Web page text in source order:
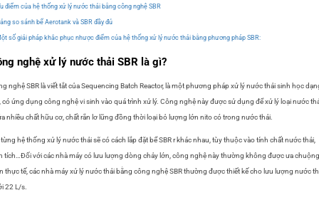
điểm của hệ thống xử lý nước thải bằng công nghệ SBR
so sánh bể Aerotank và SBR đầy đủ
số giải pháp khắc phục nhược điểm của hệ thống xử lý nước thải bằng phương pháp SBR:
nghệ xử lý nước thải SBR là gì?
nghệ SBR là viết tắt của Sequencing Batch Reactor, là một phương pháp xử lý nước thải sinh học
có ứng dụng công nghệ vi sinh vào quá trình xử lý. Công nghệ này được sử dụng để xử lý loại nước
nhiều chất hữu cơ, chất rắn lơ lững đồng thời loại bỏ lượng lớn nito có trong nước thải.
từng hệ thống xử lý nước thải sẽ có cách lắp đặt bể SBR r khác nhau, tùy thuộc vào tính chất nước thải,
tích…Đối với các nhà máy có lưu lượng dòng chảy lớn, công nghệ này thường không được ưa
thực tế, các nhà máy xử lý nước thải bằng công nghệ SBR thường được thiết kế cho lưu lượng nước
22 L/s.